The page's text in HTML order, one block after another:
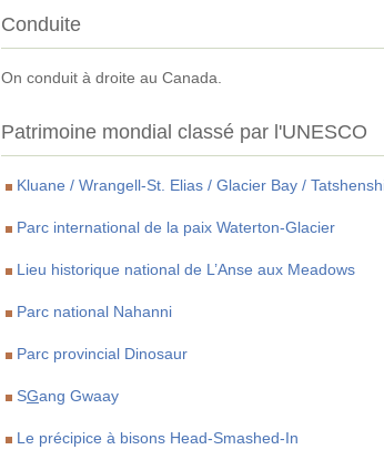
Conduite
On conduit à droite au Canada.
Patrimoine mondial classé par l'UNESCO
Kluane / Wrangell-St. Elias / Glacier Bay /
Parc international de la paix Waterton-Glacier
Lieu historique national de L’Anse aux Meadows
Parc national Nahanni
Parc provincial Dinosaur
SGang Gwaay
Le précipice à bisons Head-Smashed-In